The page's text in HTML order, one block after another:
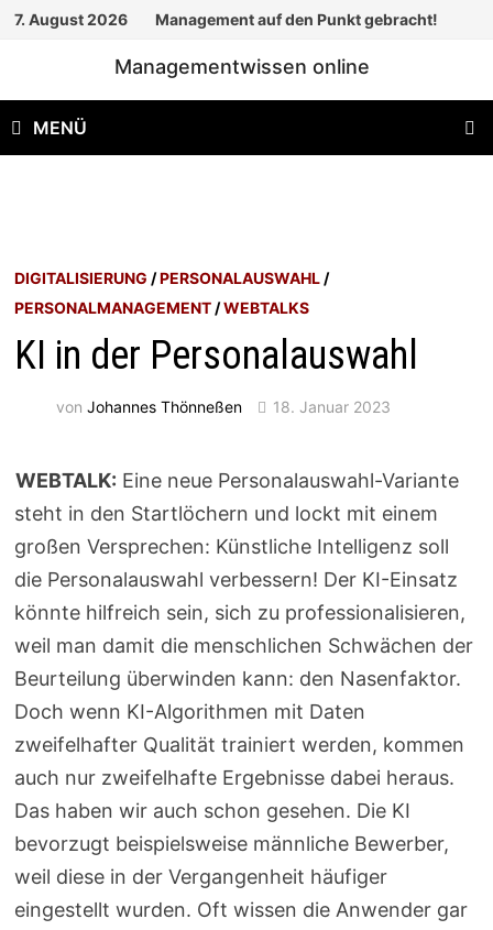
Zum
7. August 2026 Management auf den Punkt gebracht!
Managementwissen online
MENÜ
DIGITALISIERUNG /PERSONALAUSWAHL /
PERSONALMANAGEMENT /WEBTALKS
KI in der Personalauswahl
vonJohannes Thönneßen 18. Januar 2023
WEBTALK: Eine neue Personalauswahl-Variante
steht in den Startlöchern und lockt mit einem
großen Versprechen: Künstliche Intelligenz soll
die Personalauswahl verbessern! Der KI-Einsatz
könnte hilfreich sein, sich zu professionalisieren,
weil man damit die menschlichen Schwächen der
Beurteilung überwinden kann: den Nasenfaktor.
Doch wenn KI-Algorithmen mit Daten
zweifelhafter Qualität trainiert werden, kommen
auch nur zweifelhafte Ergebnisse dabei heraus.
Das haben wir auch schon gesehen. Die KI
bevorzugt beispielsweise männliche Bewerber,
weil diese in der Vergangenheit häufiger
eingestellt wurden. Oft wissen die Anwender gar